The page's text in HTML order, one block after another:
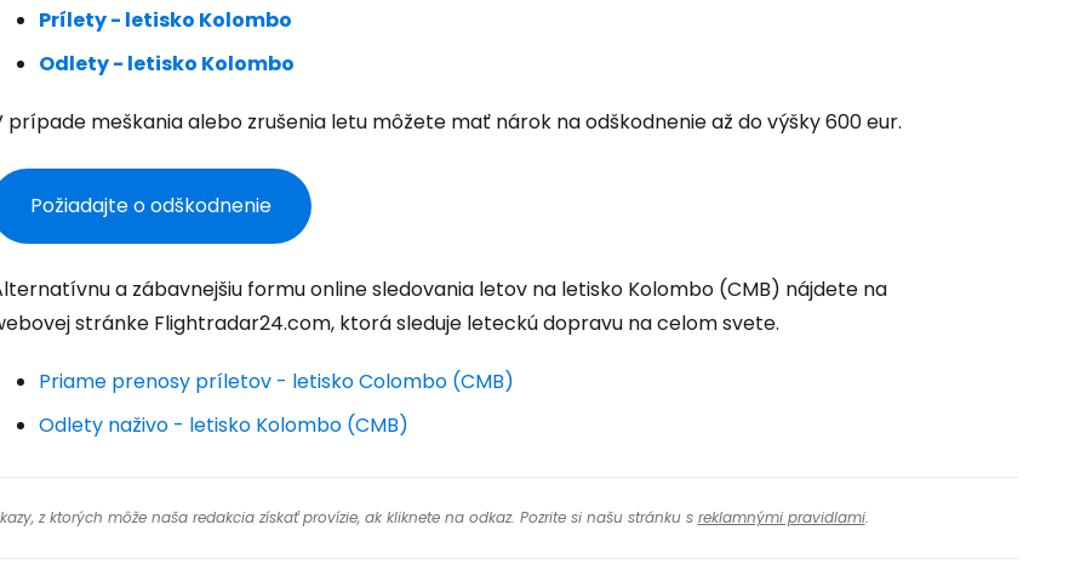
Prílety - letisko Kolombo
Odlety - letisko Kolombo
prípade meškania alebo zrušenia letu môžete mať nárok na odškodnenie až do výšky 600 eur.
Požiadajte o odškodnenie
a zábavnejšiu formu online sledovania letov na letisko Kolombo (CMB) nájdete na
stránke Flightradar24.com, ktorá sleduje leteckú dopravu na celom svete.
Priame prenosy príletov - letisko Colombo (CMB)
Odlety naživo - letisko Kolombo (CMB)
z ktorých môže naša redakcia získať provízie, ak kliknete na odkaz. Pozrite si našu stránku s reklamnými pravidlami.
Pokračovať s e-mailom